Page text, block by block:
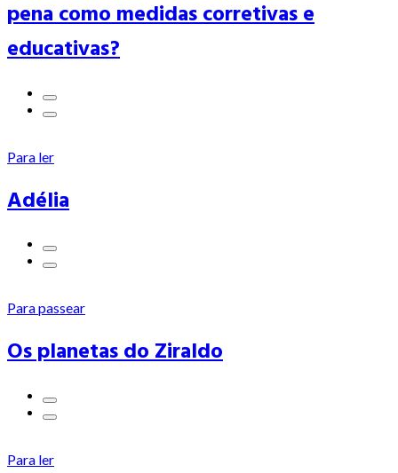
pena como medidas corretivas e
educativas?
Para ler
Adélia
Para passear
Os planetas do Ziraldo
Para ler